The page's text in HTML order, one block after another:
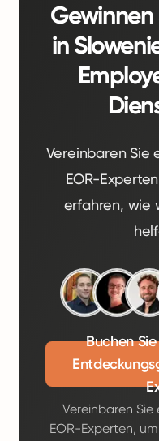
Gewinnen
in
Vereinbaren Sie
EOR-
erfahren, wie
Buchen
Vereinbaren Sie
EOR-Experten,